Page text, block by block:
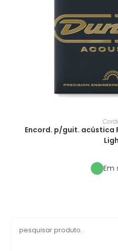
Encord. p/guit. acústica
Em